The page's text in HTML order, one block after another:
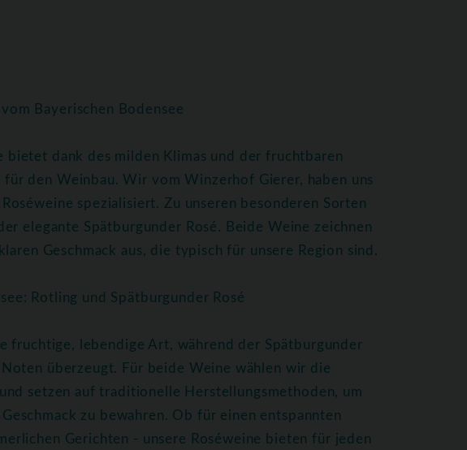
Bayerischen Bodensee
bietet dank des milden Klimas und der fruchtbaren
den Weinbau. Wir vom Winzerhof Gierer, haben uns
spezialisiert. Zu unseren besonderen Sorten
elegante Spätburgunder Rosé. Beide Weine zeichnen
Geschmack aus, die typisch für unsere Region sind.
Rotling und Spätburgunder Rosé
fruchtige, lebendige Art, während der Spätburgunder
überzeugt. Für beide Weine wählen wir die
setzen auf traditionelle Herstellungsmethoden, um
zu bewahren. Ob für einen entspannten
Gerichten - unsere Roséweine bieten für jeden